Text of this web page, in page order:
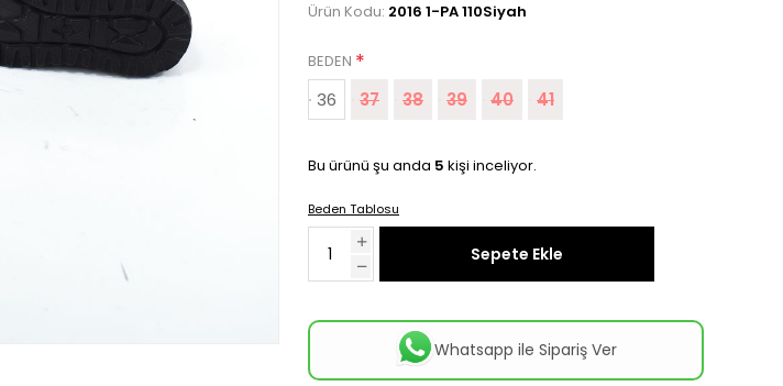
Ürün Kodu: 2016 1-PA 110Siyah
BEDEN *
36 37 38 39 40 41
Bu ürünü şu anda 5 kişi inceliyor.
Beden Tablosu
Sepete Ekle
Whatsapp ile Sipariş Ver